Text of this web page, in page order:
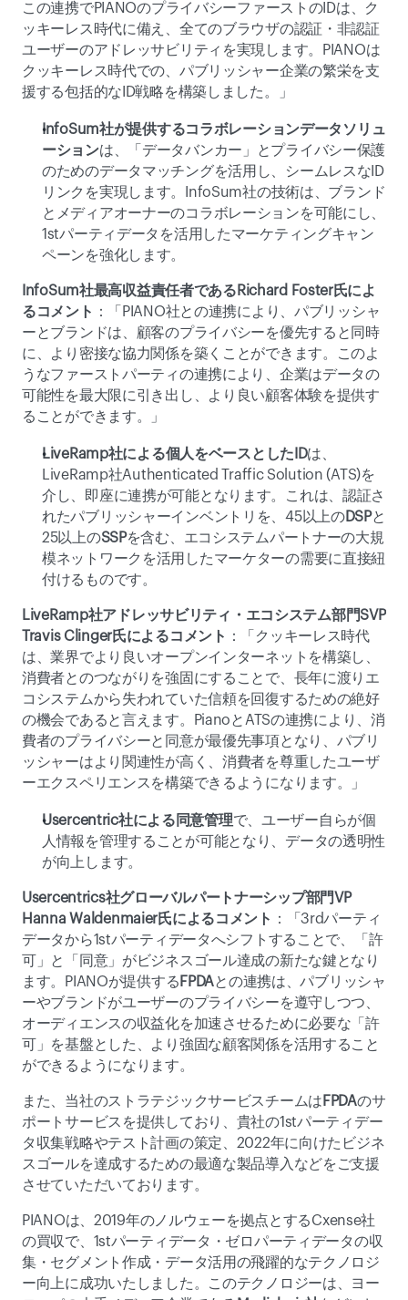
この連携でPIANOのプライバシーファーストのIDは、ク
ッキーレス時代に備え、全てのブラウザの認証・非認証
ユーザーのアドレッサビリティを実現します。PIANOは
クッキーレス時代での、パブリッシャー企業の繁栄を支
援する包括的なID戦略を構築しました。」
InfoSum社が提供するコラボレーションデータソリュ
ーションは、「データバンカー」とプライバシー保護
のためのデータマッチングを活用し、シームレスなID
リンクを実現します。InfoSum社の技術は、ブランド
とメディアオーナーのコラボレーションを可能にし、
1stパーティデータを活用したマーケティングキャン
ペーンを強化します。
InfoSum社最高収益責任者であるRichard Foster氏によ
るコメント
：「PIANO社との連携により、パブリッシャ
ーとブランドは、顧客のプライバシーを優先すると同時
に、より密接な協力関係を築くことができます。このよ
うなファーストパーティの連携により、企業はデータの
可能性を最大限に引き出し、より良い顧客体験を提供す
ることができます。」
LiveRamp社による個人をベースとしたIDは、
LiveRamp社Authenticated Traffic Solution (ATS)を
介し、即座に連携が可能となります。これは、認証さ
れたパブリッシャーインベントリを、45以上のDSPと
25以上のSSPを含む、エコシステムパートナーの大規
模ネットワークを活用したマーケターの需要に直接紐
付けるものです。
LiveRamp社アドレッサビリティ・エコシステム部門SVP
Travis Clinger氏によるコメント
：「クッキーレス時代
は、業界でより良いオープンインターネットを構築し、
消費者とのつながりを強固にすることで、長年に渡りエ
コシステムから失われていた信頼を回復するための絶好
の機会であると言えます。PianoとATSの連携により、消
費者のプライバシーと同意が最優先事項となり、パブリ
ッシャーはより関連性が高く、消費者を尊重したユーザ
ーエクスペリエンスを構築できるようになります。」
Usercentric社による同意管理で、ユーザー自らが個
人情報を管理することが可能となり、データの透明性
が向上します。
Usercentrics社グローバルパートナーシップ部門VP
Hanna Waldenmaier氏によるコメント
：「3rdパーティ
データから1stパーティデータへシフトすることで、「許
可」と「同意」がビジネスゴール達成の新たな鍵となり
ます。PIANOが提供する FPDAとの連携は、パブリッシャ
ーやブランドがユーザーのプライバシーを遵守しつつ、
オーディエンスの収益化を加速させるために必要な「許
可」を基盤とした、より強固な顧客関係を活用すること
ができるようになります。
また、当社のストラテジックサービスチームは FPDAのサ
ポートサービスを提供しており、貴社の1stパーティデー
タ収集戦略やテスト計画の策定、2022年に向けたビジネ
スゴールを達成するための最適な製品導入などをご支援
させていただいております。
PIANOは、2019年のノルウェーを拠点とするCxense社
の買収で、1stパーティデータ・ゼロパーティデータの収
集・セグメント作成・データ活用の飛躍的なテクノロジ
ー向上に成功いたしました。このテクノロジーは、ヨー